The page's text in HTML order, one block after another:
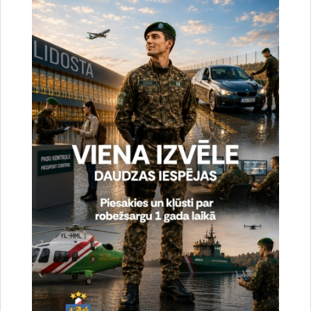
nodrošinājuma jomā” – VRK Profesionālās un taktiskās
apmācības centra administratorei Zojai Mekšai, „Gada
labākais darbinieks transportlīdzekļu vadīšanas un mehānikas
jomā” – VRK BID Autotransporta nodaļas automobiļa
vadītājam Edgaram Kozlovam un „Gada labākais darbinieks
uzkopšanas jomā” – VRK BID Ēku ekspluatācijas nodaļas
apkopējai Inārai Škarstai.
Valsts robežsardzes koledža turpina mērķtiecīgi attīstīt mācību
procesus, veicināt pētniecību un sadarboties ar
starptautiskajiem partneriem, lai nodrošinātu augsta līmeņa
sagatavošanu robežsargiem Latvijā.
Foto: A.Vītols, VRK
Informāciju sagatavoja: